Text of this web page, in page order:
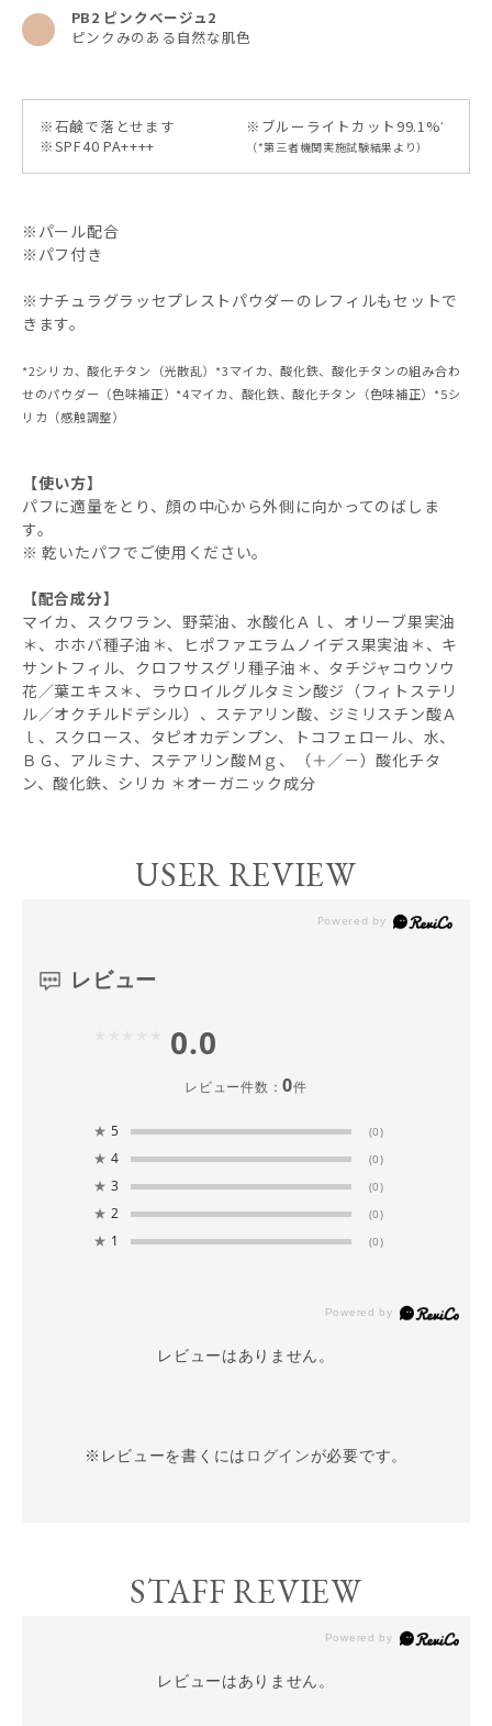
PB2 ピンクベージュ2
ピンクみのある自然な肌色
※石鹸で落とせます ※ブルーライトカット99.1%*
※SPF40 PA++++ （*第三者機関実施試験結果より）
※パール配合
※パフ付き
※ナチュラグラッセプレストパウダーのレフィルもセットで
きます。
*2シリカ、酸化チタン（光散乱）*3マイカ、酸化鉄、酸化チタンの組み合わ
せのパウダー（色味補正）*4マイカ、酸化鉄、酸化チタン（色味補正）*5シ
リカ（感触調整）
【使い方】
パフに適量をとり、顔の中心から外側に向かってのばしま
す。
※ 乾いたパフでご使用ください。
【配合成分】
マイカ、スクワラン、野菜油、水酸化Ａｌ、オリーブ果実油
＊、ホホバ種子油＊、ヒポファエラムノイデス果実油＊、キ
サントフィル、クロフサスグリ種子油＊、タチジャコウソウ
花／葉エキス＊、ラウロイルグルタミン酸ジ（フィトステリ
ル／オクチルドデシル）、ステアリン酸、ジミリスチン酸Ａ
ｌ、スクロース、タピオカデンプン、トコフェロール、水、
ＢＧ、アルミナ、ステアリン酸Ｍｇ、（＋／－）酸化チタ
ン、酸化鉄、シリカ ＊オーガニック成分
USER REVIEW
レビュー
0.0
レビュー件数：0件
★ 5 (0)
★ 4 (0)
★ 3 (0)
★ 2 (0)
★ 1 (0)
レビューはありません。
※レビューを書くには ログインが必要です。
STAFF REVIEW
レビューはありません。